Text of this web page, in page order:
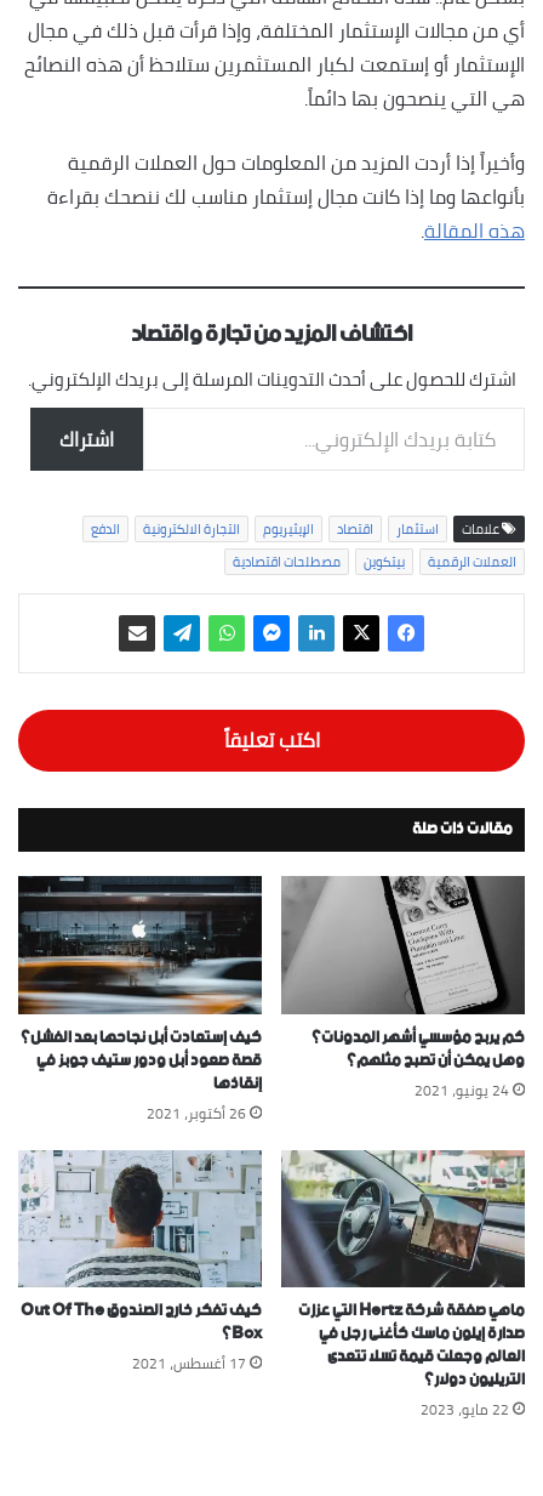
أي من مجالات الإستثمار المختلفة، وإذا قرأت قبل ذلك في مجال
الإستثمار أو إستمعت لكبار المستثمرين ستلاحظ أن هذه النصائح
هي التي ينصحون بها دائماً.
وأخيراً إذا أردت المزيد من المعلومات حول العملات الرقمية
بأنواعها وما إذا كانت مجال إستثمار مناسب لك ننصحك بقراءة
هذه المقالة.
اكتشاف المزيد من تجارة واقتصاد
اشترك للحصول على أحدث التدوينات المرسلة إلى بريدك الإلكتروني.
كتابة بريدك الإلكتروني...
اشتراك
علامات استثمار اقتصاد الإيثيريوم التجارة الالكترونية
الدفع
العملات الرقمية
بيتكوين مصطلحات اقتصادية
اكتب تعليقاً
مقالات ذات صلة
كم يربح مؤسسي أشهر المدونات؟
وهل يمكن أن تصبح مثلهم؟
24 يونيو، 2021
كيف إستعادت أبل نجاحها بعد الفشل؟
قصة صعود أبل ودور ستيف جوبز في
إنقاذها
26 أكتوبر، 2021
ماهي صفقة شركة Hertz التي عززت
صدارة إيلون ماسك كأغنى رجل في
العالم وجعلت قيمة تسلا تتعدى
التريليون دولار؟
22 مايو، 2023
كيف تفكر خارج الصندوق Out Of The
Box؟
17 أغسطس، 2021